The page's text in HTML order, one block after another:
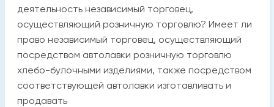
деятельность независимый торговец,
осуществляющий розничную торговлю? Имеет ли
право независимый торговец, осуществляющий
посредством автолавки розничную торговлю
хлебо-булочными изделиями, также посредством
соответствующей автолавки изготавливать и
продавать